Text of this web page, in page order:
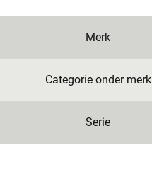
Merk
Categorie onder merk
Serie